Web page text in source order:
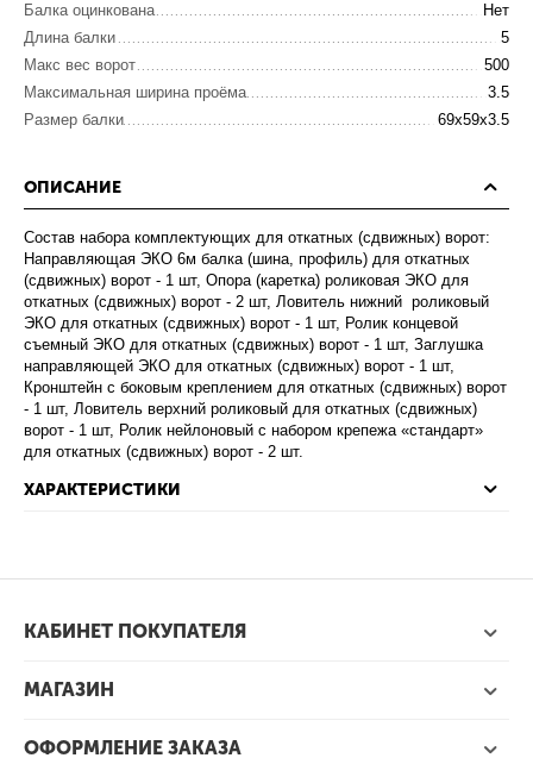
Балка оцинкована
Нет
Длина балки
5
Макс вес ворот
500
Максимальная ширина проёма
3.5
Размер балки
69x59x3.5
ОПИСАНИЕ
Состав набора комплектующих для откатных (сдвижных) ворот:
Направляющая ЭКО 6м балка (шина, профиль) для откатных
(сдвижных) ворот - 1 шт, Опора (каретка) роликовая ЭКО для
откатных (сдвижных) ворот - 2 шт, Ловитель нижний роликовый
ЭКО для откатных (сдвижных) ворот - 1 шт, Ролик концевой
съемный ЭКО для откатных (сдвижных) ворот - 1 шт, Заглушка
направляющей ЭКО для откатных (сдвижных) ворот - 1 шт,
Кронштейн с боковым креплением для откатных (сдвижных) ворот
- 1 шт, Ловитель верхний роликовый для откатных (сдвижных)
ворот - 1 шт, Ролик нейлоновый с набором крепежа «стандарт»
для откатных (сдвижных) ворот - 2 шт.
ХАРАКТЕРИСТИКИ
КАБИНЕТ ПОКУПАТЕЛЯ
МАГАЗИН
ОФОРМЛЕНИЕ ЗАКАЗА